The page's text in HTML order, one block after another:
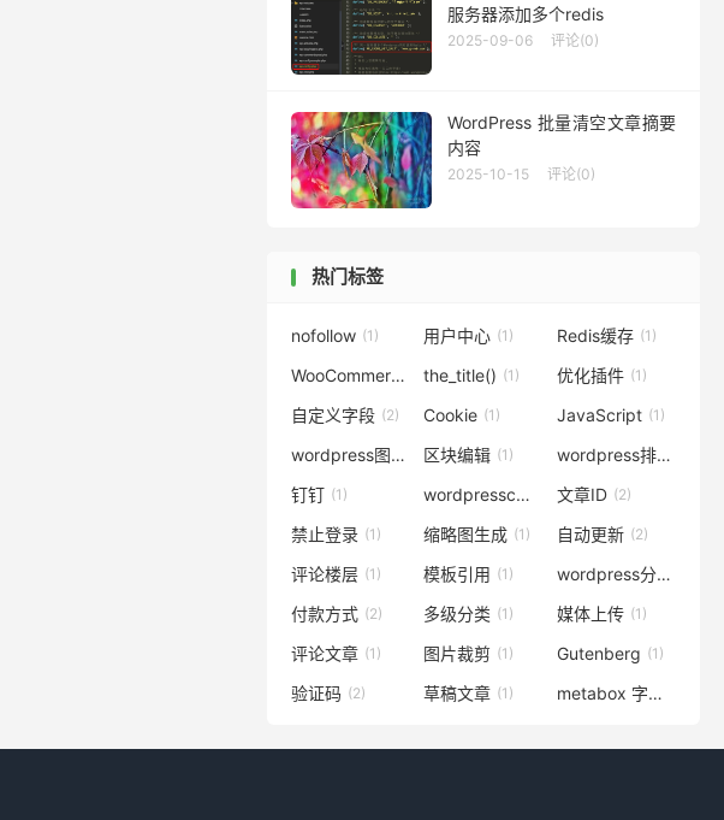
服务器添加多个redis
2025-09-06 评论(0)
WordPress 批量清空文章摘要
内容
2025-10-15 评论(0)
热门标签
nofollow (1) 用户中心 (1) Redis缓存 (1)
WooCommerce (13)
the_title() (1) 优化插件 (1)
自定义字段 (2) Cookie (1) JavaScript (1)
wordpress图片 (1)区块编辑 (1) wordpress排除分类
钉钉 (1) wordpresscms主题 (1)
文章ID (2)
禁止登录 (1) 缩略图生成 (1) 自动更新 (2)
评论楼层 (1) 模板引用 (1) wordpress分类
付款方式 (2) 多级分类 (1) 媒体上传 (1)
评论文章 (1) 图片裁剪 (1) Gutenberg (1)
验证码 (2) 草稿文章 (1) metabox 字段